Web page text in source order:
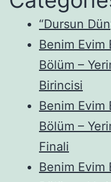
“Dursun
Benim Evim
Bölüm –
Birincisi
Benim Evim
Bölüm –
Finali
Benim Evim